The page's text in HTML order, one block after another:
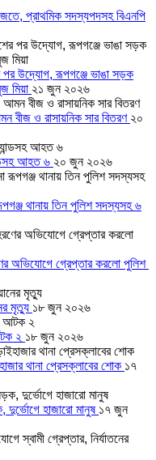
প্রাথমিক সদস্যপদসহ বিএনপি
পর উদ্যোগ, রূপগঞ্জে ভাঙা সড়ক
মিয়া ২১ জুন ২০২৬
বীজ ও রাসায়নিক সার বিতরণ ২০
আহত ৬ ২০ জুন ২০২৬
থানায় তিন পুলিশ সদস্যসহ ৬
অভিযোগে গ্রেপ্তার করলো পুলিশ
মৃত্যু ১৮ জুন ২০২৬
২ ১৮ জুন ২০২৬
থানা প্রেসক্লাবের শোক ১৭
দুর্ভোগে হাজারো মানুষ ১৭ জুন